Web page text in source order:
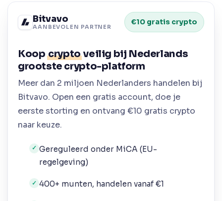
Bitvavo
AANBEVOLEN PARTNER
€10 gratis crypto
Koopcryptoveilig bij Nederlands
grootste crypto-platform
Meer dan 2 miljoen Nederlanders handelen bij
Bitvavo. Open een gratis account, doe je
eerste storting en ontvang €10 gratis crypto
naar keuze.
✓ Gereguleerd onder MiCA (EU-
regelgeving)
✓ 400+ munten, handelen vanaf €1